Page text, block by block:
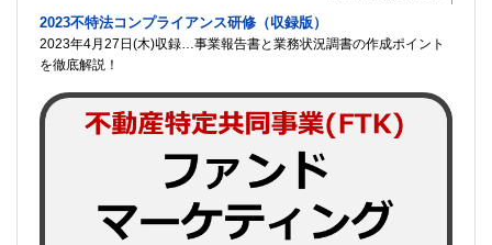
2023不特法コンプライアンス研修（収録版）
2023年4月27日(木)収録…事業報告書と業務状況調書の作成ポイント
を徹底解説！